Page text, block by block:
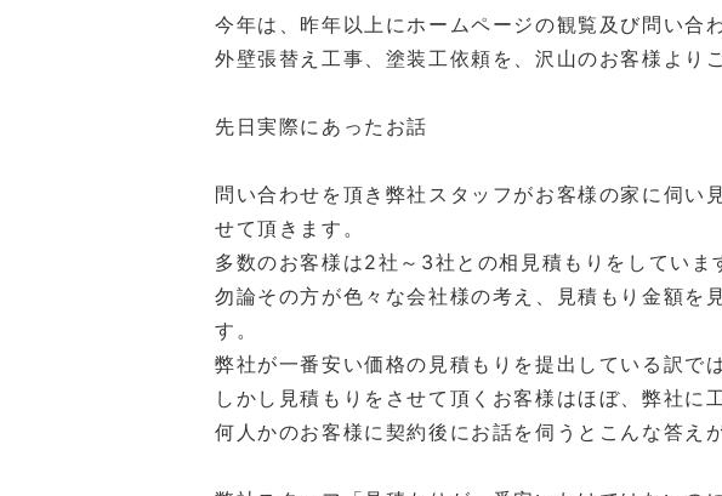
今年は、昨年以上にホームページの観覧及び問い合
外壁張替え工事、塗装工依頼を、沢山のお客様より
先日実際にあったお話
問い合わせを頂き弊社スタッフがお客様の家に伺い
せて頂きます。
多数のお客様は2社～3社との相見積もりをしていま
勿論その方が色々な会社様の考え、見積もり金額を
す。
弊社が一番安い価格の見積もりを提出している訳で
しかし見積もりをさせて頂くお客様はほぼ、弊社に
何人かのお客様に契約後にお話を伺うとこんな答え